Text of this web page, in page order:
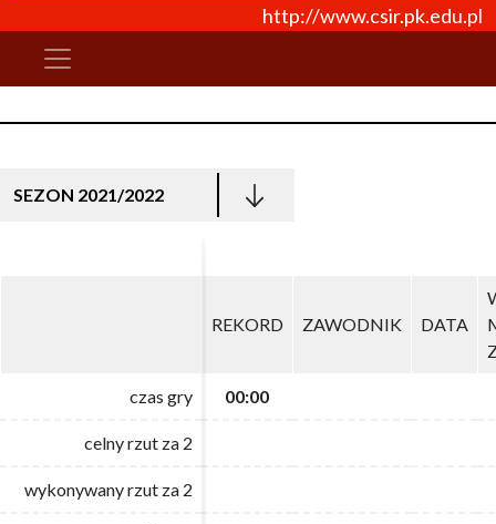
http://www.csir.pk.edu.pl
SEZON 2021/2022
REKORD ZAWODNIK DATA
czas gry 00:00
celny rzut za 2
wykonywany rzut za 2
REKORD ZAWODNIK DATA
czas gry 00:00
celny rzut za 2
wykonywany rzut za 2